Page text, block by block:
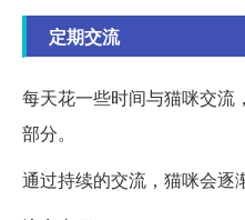
定期交流
每天花一些时间与猫咪交流
部分。
通过持续的交流，猫咪会逐